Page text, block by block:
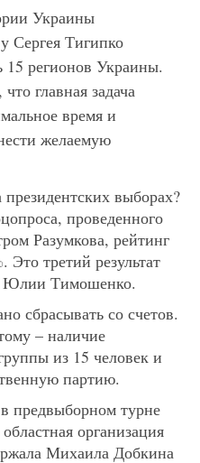
Украины
Сергея Тигипко
регионов Украины.
главная задача
время и
желаемую
выборах?
проведенного
Разумкова, рейтинг
Это третий результат
Юлии Тимошенко.
сбрасывать со счетов.
– наличие
из 15 человек и
партию.
предвыборном турне
организация
Михаила Добкина